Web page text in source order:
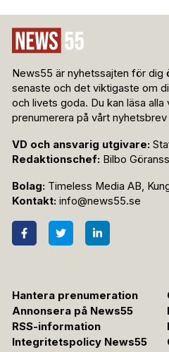
News55 är nyhetssajten för dig
senaste och det viktigaste om
och livets goda. Du kan läsa alla
prenumerera på vårt
VD och ansvarig utgivare:
Redaktionschef: Bilbo
Bolag: Timeless Media AB,
Kontakt: info@news55.se
Hantera prenumeration
Annonsera på News55
RSS-information
Integritetspolicy News55